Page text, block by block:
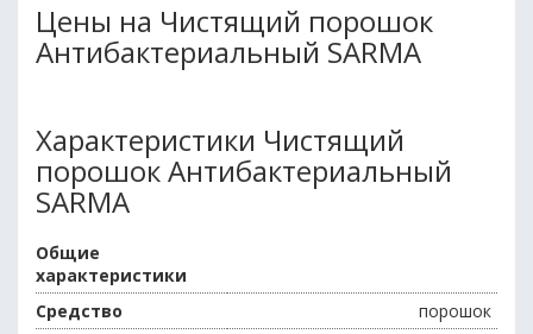
Цены на Чистящий порошок
Антибактериальный SARMA
Характеристики Чистящий
порошок Антибактериальный
SARMA
Общие
характеристики
Средство
порошок